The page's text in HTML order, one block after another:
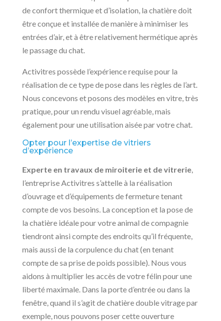
de confort thermique et d’isolation, la chatière doit
être conçue et installée de manière à minimiser les
entrées d’air, et à être relativement hermétique après
le passage du chat.
Activitres possède l’expérience requise pour la
réalisation de ce type de pose dans les règles de l’art.
Nous concevons et posons des modèles en vitre, très
pratique, pour un rendu visuel agréable, mais
également pour une utilisation aisée par votre chat.
Opter pour l’expertise de vitriers
d’expérience
Experte en travaux de miroiterie et de vitrerie,
l’entreprise Activitres s’attelle à la réalisation
d’ouvrage et d’équipements de fermeture tenant
compte de vos besoins. La conception et la pose de
la chatière idéale pour votre animal de compagnie
tiendront ainsi compte des endroits qu’il fréquente,
mais aussi de la corpulence du chat (en tenant
compte de sa prise de poids possible). Nous vous
aidons à multiplier les accès de votre félin pour une
liberté maximale. Dans la porte d’entrée ou dans la
fenêtre, quand il s’agit de chatière double vitrage par
exemple, nous pouvons poser cette ouverture